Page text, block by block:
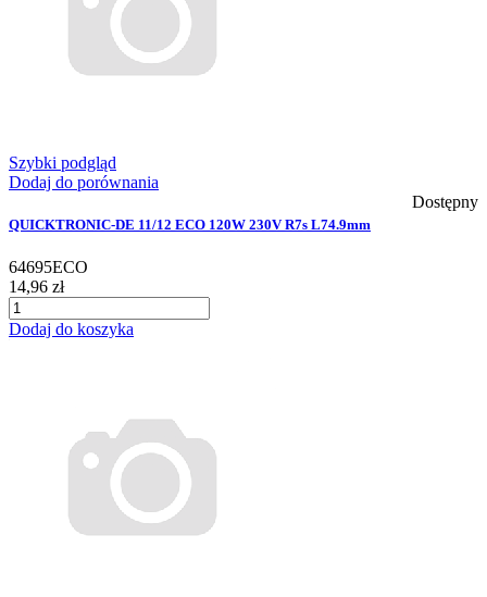
Szybki podgląd
Dodaj do porównania
Dostępny
QUICKTRONIC-DE 11/12 ECO 120W 230V R7s L74.9mm
64695ECO
14,96 zł
Dodaj do koszyka